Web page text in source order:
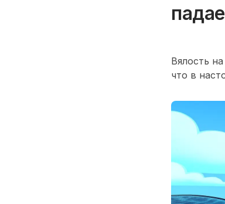
Вялость
что в